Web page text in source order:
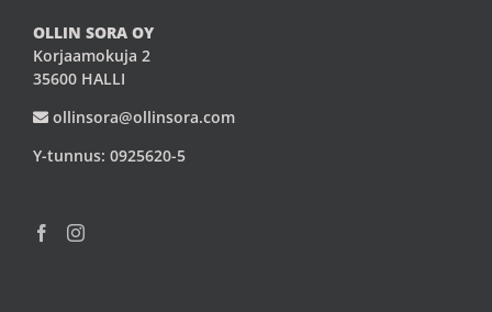
OLLIN SORA OY
Korjaamokuja 2
35600 HALLI
ollinsora@ollinsora.com
Y-tunnus: 0925620-5